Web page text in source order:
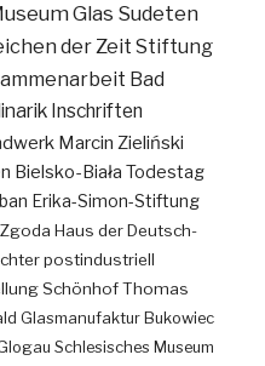
Glas Sudeten
der ZeitStiftung
Bad
Inschriften
Marcin Zieliński
Bielsko-Biała Todestag
Erika-Simon-Stiftung
Zgoda Haus der Deutsch-
postindustriell
SchönhofThomas
Glasmanufaktur Bukowiec
Schlesisches Museum